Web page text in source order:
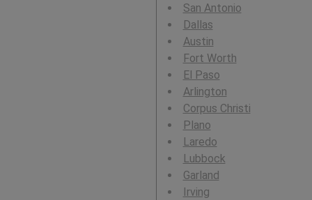
San Antonio
Dallas
Austin
Fort Worth
El Paso
Arlington
Corpus Christi
Plano
Laredo
Lubbock
Garland
Irving